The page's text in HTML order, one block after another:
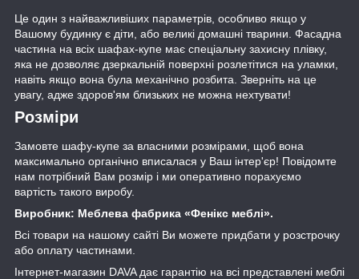
Це один з найважливіших параметрів, особливо якщо у
Вашому будинку є діти, або великі домашні тварини. Фасадна
частина на всіх шафах-купе має спеціальну захисну плівку,
яка не дозволяє дзеркальній поверхні розлетітися на уламки,
навіть якщо вона була механічно розбита. Зверніть на це
увагу, адже здоров'ям близьких не можна нехтувати!
Розміри
Замовте шафу-купе за власними розмірами, щоб вона
максимально органічно вписалася у Ваш інтер'єр! Повідомте
нам потрібний Вам розмір і ми оперативно порахуємо
вартість такого виробу.
Виробник: Меблева фабрика «Фенікс меблі».
Всі товари на нашому сайті Ви можете придбати у розстрочку
або оплату частинами.
Інтернет-магазин DAVA дає гарантію на всі представлені меблі